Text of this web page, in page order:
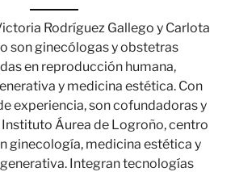
Rodríguez Gallego y Carlota
son ginecólogas y obstetras
en reproducción humana,
y medicina estética. Con
experiencia, son cofundadoras y
Áurea de Logroño, centro
ginecología, medicina estética y
Integran tecnologías